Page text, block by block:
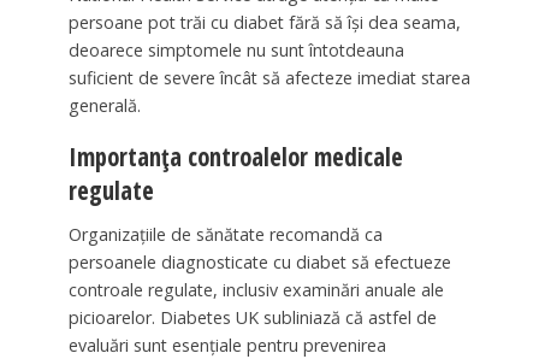
persoane pot trăi cu diabet fără să își dea seama,
deoarece simptomele nu sunt întotdeauna
suficient de severe încât să afecteze imediat starea
generală.
Importanța controalelor medicale
regulate
Organizațiile de sănătate recomandă ca
persoanele diagnosticate cu diabet să efectueze
controale regulate, inclusiv examinări anuale ale
picioarelor. Diabetes UK subliniază că astfel de
evaluări sunt esențiale pentru prevenirea